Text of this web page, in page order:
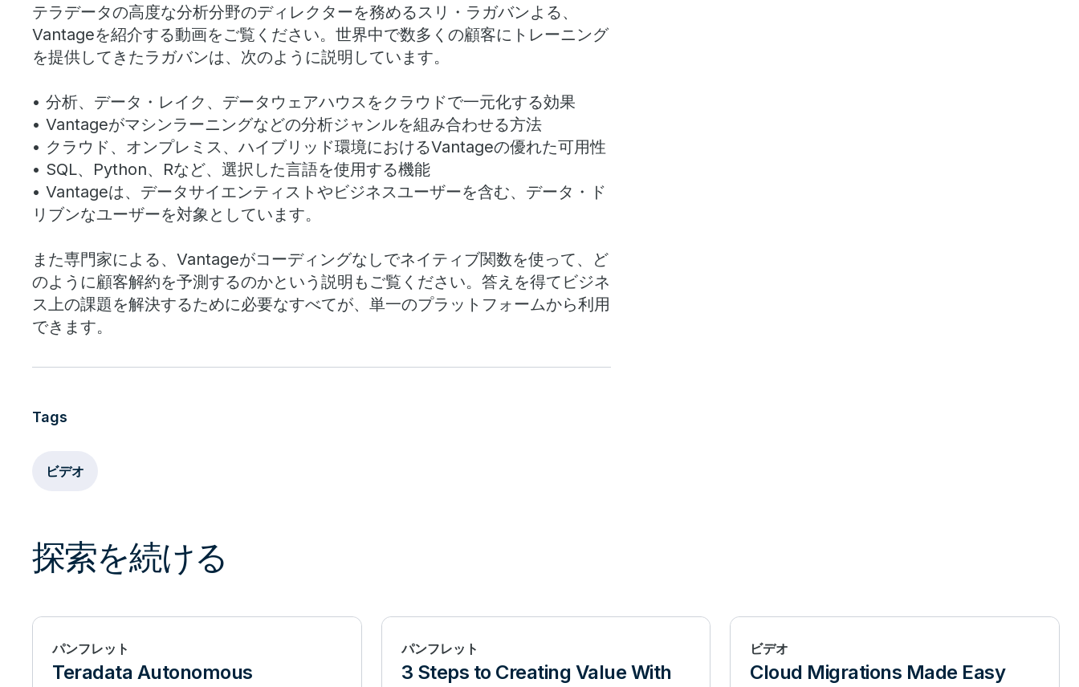
Teradata database technology, brings together multiple genres of
analytics together, such as your machine learning, statistics, graph. And
here’s the deal: All of these different analytics’ functions and all of
these data that are available across multiple sources can be executed
in SQL, in Python, in R; as well as, analytic visualizations can be
delivered through components like Vantage Analyst and AppCenter.
The best part of Vantage is that it is available across a wide
your data scientists, your business analysts, the lines of the business
managers. Anybody who wants to be data-driven can use Vantage.
And all of these insights can be operationalized in the platform. Not
only are you able to deliver these insights on all of the data across
operationalized in the same platform. This is what Vantage is. Okay, but
who wants to understand customer churn. And the way they’re
defining customer churn is that there are members in the organization
know why people are cancelling their membership. Because if they can
know why, and if they can predict who is likely to cancel their
テラデータの高度な分析分野のディレクターを務めるスリ・ラガバンよる、
Vantageを紹介する動画をご覧ください。世界中で数多くの顧客にトレーニング
を提供してきたラガバンは、次のように説明しています。
• 分析、データ・レイク、データウェアハウスをクラウドで一元化する効果
• Vantageがマシンラーニングなどの分析ジャンルを組み合わせる方法
• クラウド、オンプレミス、ハイブリッド環境におけるVantageの優れた可用性
• SQL、Python、Rなど、選択した言語を使用する機能
• Vantageは、データサイエンティストやビジネスユーザーを含む、データ・ド
リブンなユーザーを対象としています。
また専門家による、Vantageがコーディングなしでネイティブ関数を使って、ど
のように顧客解約を予測するのかという説明もご覧ください。答えを得てビジネ
ス上の課題を解決するために必要なすべてが、単一のプラットフォームから利用
できます。
Tags
ビデオ
探索を続ける
パンフレット
Teradata Autonomous
パンフレット
3 Steps to Creating Value With
ビデオ
Cloud Migrations Made Easy